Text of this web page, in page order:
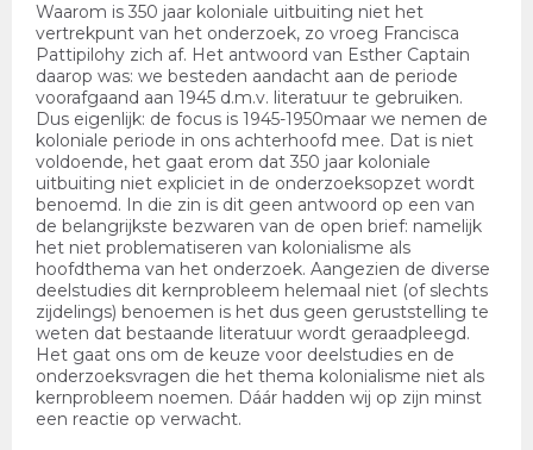
Waarom is 350 jaar koloniale uitbuiting niet het
vertrekpunt van het onderzoek, zo vroeg Francisca
Pattipilohy zich af. Het antwoord van Esther Captain
daarop was: we besteden aandacht aan de periode
voorafgaand aan 1945 d.m.v. literatuur te gebruiken.
Dus eigenlijk: de focus is 1945-1950maar we nemen de
koloniale periode in ons achterhoofd mee. Dat is niet
voldoende, het gaat erom dat 350 jaar koloniale
uitbuiting niet expliciet in de onderzoeksopzet wordt
benoemd. In die zin is dit geen antwoord op een van
de belangrijkste bezwaren van de open brief: namelijk
het niet problematiseren van kolonialisme als
hoofdthema van het onderzoek. Aangezien de diverse
deelstudies dit kernprobleem helemaal niet (of slechts
zijdelings) benoemen is het dus geen geruststelling te
weten dat bestaande literatuur wordt geraadpleegd.
Het gaat ons om de keuze voor deelstudies en de
onderzoeksvragen die het thema kolonialisme niet als
kernprobleem noemen. Dáár hadden wij op zijn minst
een reactie op verwacht.